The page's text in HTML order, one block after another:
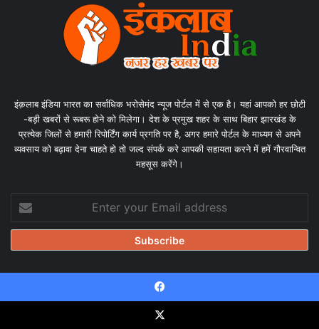
इंक़लाब इंडिया भारत का सर्वाधिक भरोसेमंद न्यूज पोर्टल में से एक है। यहां आपको हर छोटी
-बड़ी खबरों से रूबरू होने को मिलेगा। देश के प्रमुख शहर के साथ बिहार झारखंड के
प्रत्येक जिलों से हमारी रिपोर्टिंग कार्य प्रगति पर है, अगर हमारे पोर्टल के माध्यम से अपने
व्यवसाय को बढ़ावा देना चाहते हो तो जल्द संपर्क करे आपकी सहायता करने में हमें गौरवान्वित
महसूस करेंगे।
your
Email
© Copyright 2026, All Rights Reserved |
Design & Developed
Facebook